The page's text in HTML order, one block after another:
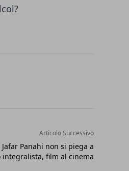
Articolo Successivo
Panahi non si piega a
integralista, film al cinema